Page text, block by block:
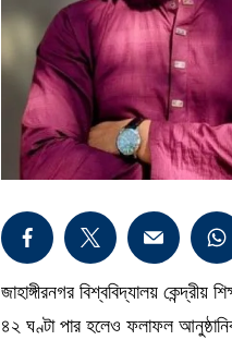
জাহাঙ্গীরনগর বিশ্ববিদ্যালয়
৪২ ঘণ্টা পার হলেও ফলাফল